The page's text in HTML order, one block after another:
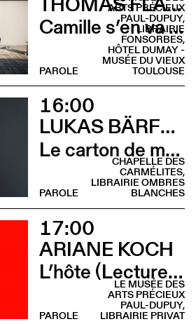
Camille s’en va (Recontre croissants - Hôtel Dumay)
ARTS PRÉCIEUX
PAUL-DUPUY,
LIBRAIRIE
FONSORBES,
HÔTEL DUMAY -
MUSÉE DU VIEUX
TOULOUSE
PAROLE
16:00
LUKAS BÄRFUSS
Le carton de mon père (Rencontre - Librairie Ombres Blanches)
CHAPELLE DES
CARMÉLITES,
LIBRAIRIE OMBRES
BLANCHES
PAROLE
17:00
ARIANE KOCH
L’hôte (Lecture - Musée des Arts Précieux)
LE MUSÉE DES
ARTS PRÉCIEUX
PAUL-DUPUY,
LIBRAIRIE PRIVAT
PAROLE